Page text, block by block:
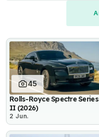
45
Rolls-Royce Spectre Series
II (2026)
2 Jun.